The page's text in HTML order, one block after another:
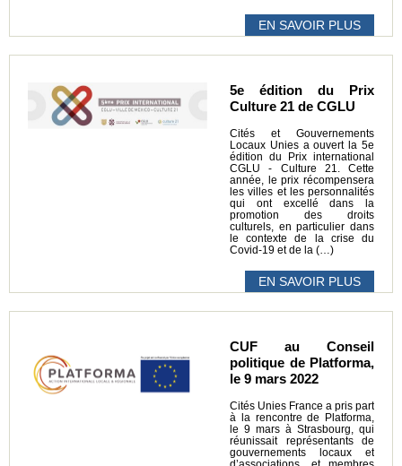
EN SAVOIR PLUS
5e édition du Prix
Culture 21 de CGLU
Cités et Gouvernements
Locaux Unies a ouvert la 5e
édition du Prix international
CGLU - Culture 21. Cette
année, le prix récompensera
les villes et les personnalités
qui ont excellé dans la
promotion des droits
culturels, en particulier dans
le contexte de la crise du
Covid-19 et de la (…)
EN SAVOIR PLUS
CUF au Conseil
politique de Platforma,
le 9 mars 2022
Cités Unies France a pris part
à la rencontre de Platforma,
le 9 mars à Strasbourg, qui
réunissait représentants de
gouvernements locaux et